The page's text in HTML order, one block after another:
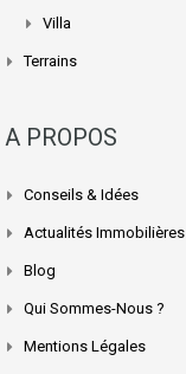
Villa
Terrains
A PROPOS
Conseils & Idées
Actualités Immobilières
Blog
Qui Sommes-Nous ?
Mentions Légales